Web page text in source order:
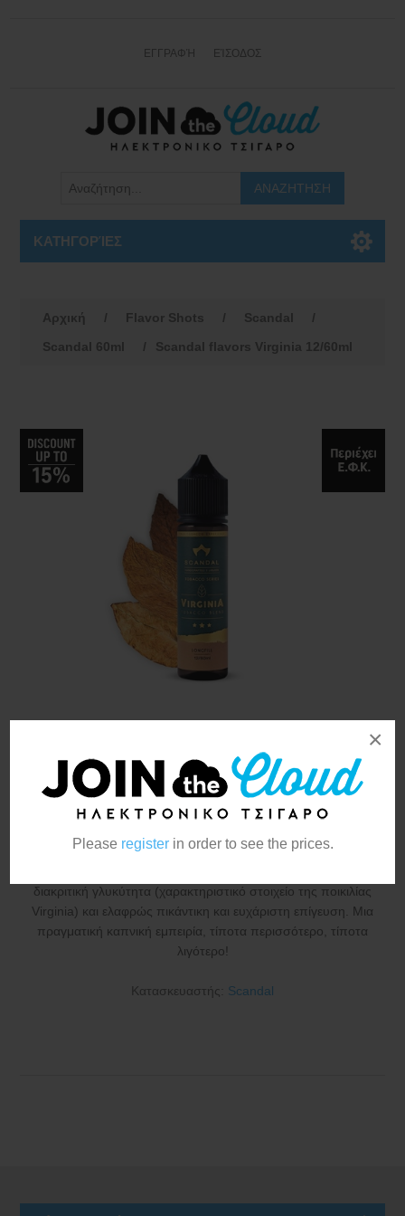
Please registerin order to see the prices.
×
ΕΓΓΡΑΦΉ ΕΊΣΟΔΟΣ
ΚΑΤΗΓΟΡΊΕΣ
Αρχική / Flavor Shots / Scandal
/
Scandal 60ml
/ Scandal flavors Virginia 12/60ml
Scandal flavors Virginia
12/60ml
Αυτό είναι το νέο Scandal flavor shot Virginia.Πλούσια και
διακριτική γλυκύτητα (χαρακτηριστικό στοιχείο της ποικιλίας
Virginia) και ελαφρώς πικάντικη και ευχάριστη επίγευση. Μια
πραγματική καπνική εμπειρία, τίποτα περισσότερο, τίποτα
λιγότερο!
Κατασκευαστής: Scandal